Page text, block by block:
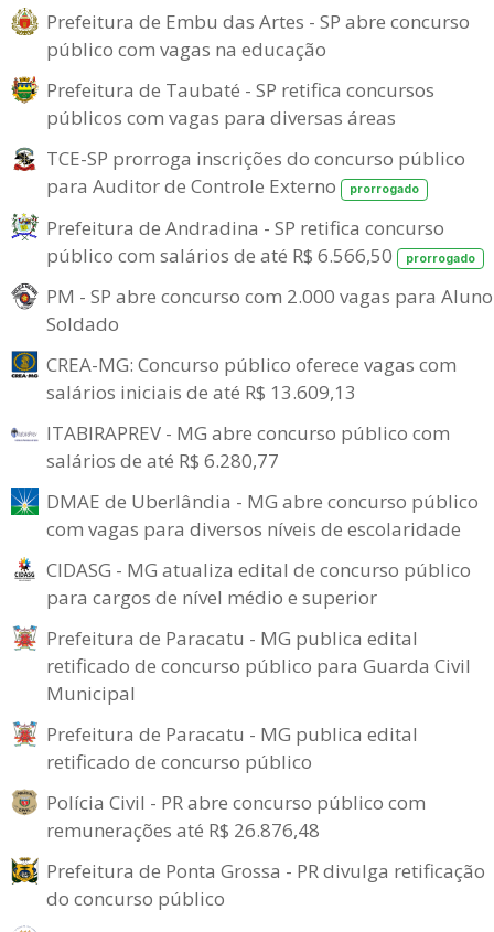
Prefeitura de Embu das Artes - SP abre concurso
público com vagas na educação
Prefeitura de Taubaté - SP retifica concursos
públicos com vagas para diversas áreas
TCE-SP prorroga inscrições do concurso público
para Auditor de Controle Externo
prorrogado
Prefeitura de Andradina - SP retifica concurso
público com salários de até R$ 6.566,50
prorrogado
PM - SP abre concurso com 2.000 vagas para
Soldado
CREA-MG: Concurso público oferece vagas com
salários iniciais de até R$ 13.609,13
ITABIRAPREV - MG abre concurso público com
salários de até R$ 6.280,77
DMAE de Uberlândia - MG abre concurso público
com vagas para diversos níveis de escolaridade
CIDASG - MG atualiza edital de concurso público
para cargos de nível médio e superior
Prefeitura de Paracatu - MG publica edital
retificado de concurso público para Guarda Civil
Municipal
Prefeitura de Paracatu - MG publica edital
retificado de concurso público
Polícia Civil - PR abre concurso público com
remunerações até R$ 26.876,48
Prefeitura de Ponta Grossa - PR divulga retificação
do concurso público